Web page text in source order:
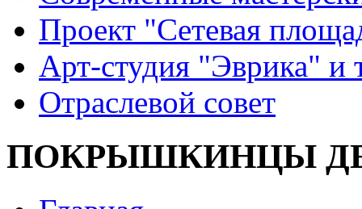
Проект "Сетевая
Арт-студия "Эврика" и
Отраслевой совет
ПОКРЫШКИНЦЫ